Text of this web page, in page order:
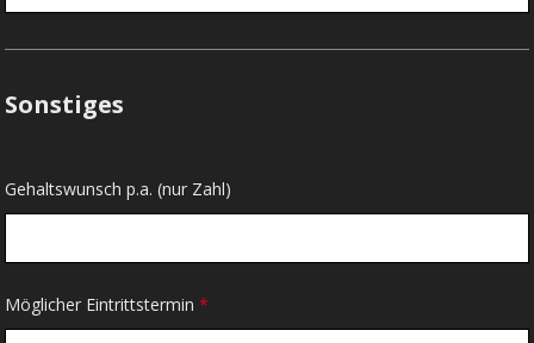
Sonstiges
Gehaltswunsch p.a. (nur Zahl)
Möglicher Eintrittstermin*